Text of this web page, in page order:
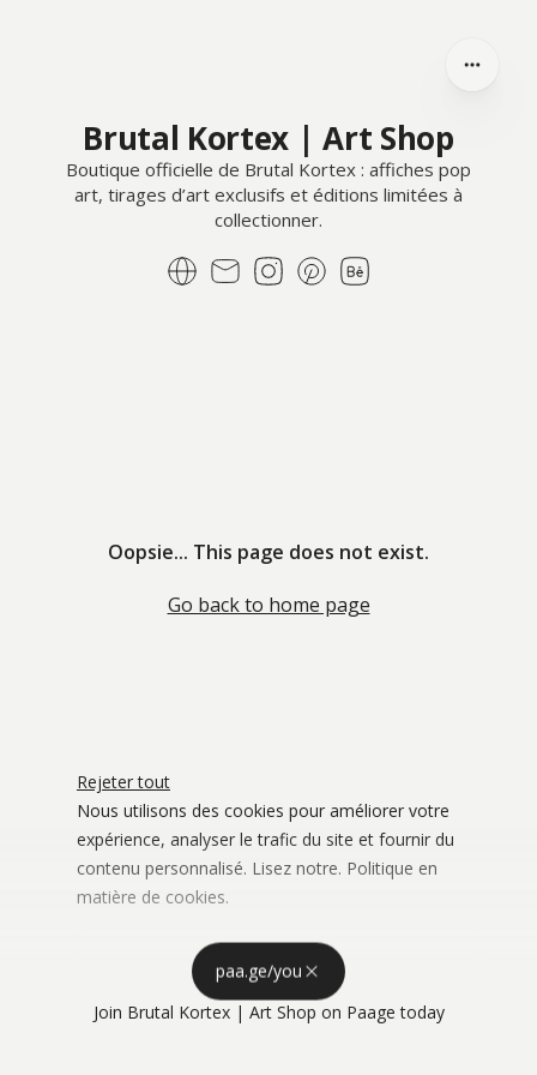
Rejeter tout
Nous utilisons des cookies pour améliorer votre
expérience, analyser le trafic du site et fournir du
contenu personnalisé. Lisez notre. Politique en
matière de cookies.
Stockage publicitairePersonnaliser
Accepter tout
Brutal Kortex | Art Shop
Boutique officielle de Brutal Kortex : affiches pop
art, tirages d’art exclusifs et éditions limitées à
collectionner.
Oopsie... This page does not exist.
Go back to home page
paa.ge/you
Join Brutal Kortex | Art Shop on Paage today